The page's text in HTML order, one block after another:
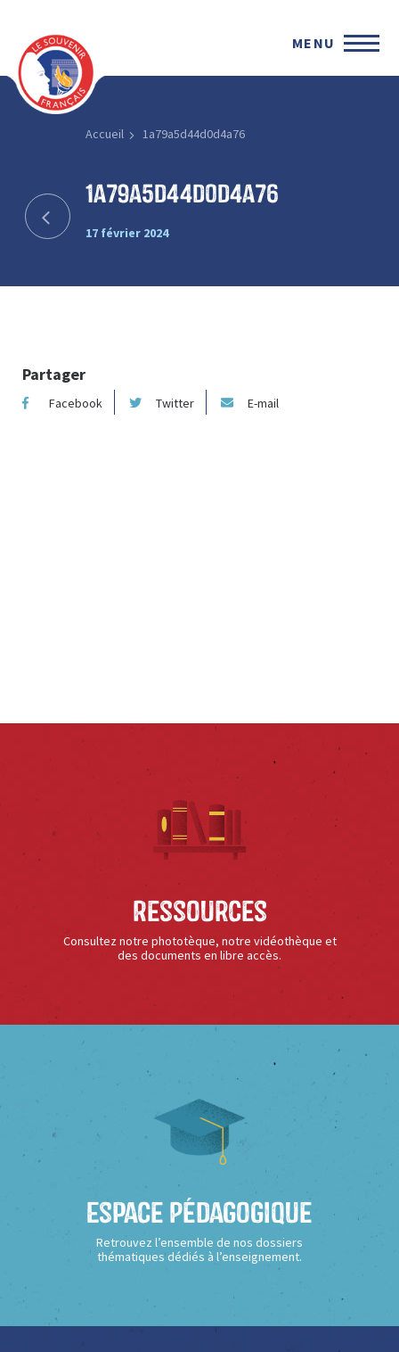
MENU
Accueil 1a79a5d44d0d4a76
1a79a5d44d0d4a76
17 février 2024
Partager
Facebook Twitter E-mail
Ressources
Consultez notre phototèque, notre vidéothèque et
des documents en libre accès.
Espace Pédagogique
Retrouvez l’ensemble de nos dossiers
thématiques dédiés à l’enseignement.